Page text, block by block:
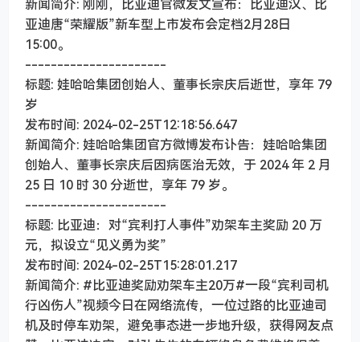
新闻简介: 刚刚，比亚迪官微发文宣布：比亚迪汉、比
亚迪唐“荣耀版”新车型上市发布会定档2月28日
15:00。
----------------------
标题: 娃哈哈集团创始人、董事长宗庆后逝世，享年 79
岁
发布时间: 2024-02-25T12:18:56.647
新闻简介: 娃哈哈集团官方微博发布讣告：娃哈哈集团
创始人、董事长宗庆后因病医治无效，于 2024 年 2 月
25 日 10 时 30 分逝世，享年 79 岁。
----------------------
标题: 比亚迪：对“宾利打人事件”劝架车主奖励 20 万
元，拟设立“见义勇为奖”
发布时间: 2024-02-25T15:28:01.217
新闻简介: #比亚迪奖励劝架车主20万#一段“宾利司机
行凶伤人”视频今日在网络流传，一位过路的比亚迪司
机及时停车劝架，避免事态进一步地升级，获得网友点